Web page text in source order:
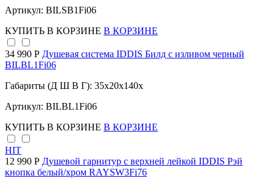
Артикул: BILSB1Fi06
КУПИТЬ В КОРЗИНЕ В КОРЗИНЕ
34 990 Р Душевая система IDDIS Билд с изливом черный
BILBL1Fi06
Габариты (Д Ш В Г): 35x20x140x
Артикул: BILBL1Fi06
КУПИТЬ В КОРЗИНЕ В КОРЗИНЕ
HIT
12 990 Р Душевой гарнитур с верхней лейкой IDDIS Рэй
кнопка белый/хром RAYSW3Fi76